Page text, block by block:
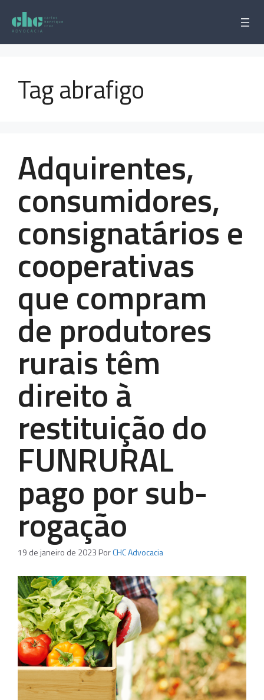
para
conteúdo
Tag abrafigo
Adquirentes,
consumidores,
consignatários e
cooperativas
que compram
de produtores
rurais têm
direito à
restituição do
FUNRURAL
pago por sub-
rogação
19 de janeiro de 2023 PorCHC Advocacia